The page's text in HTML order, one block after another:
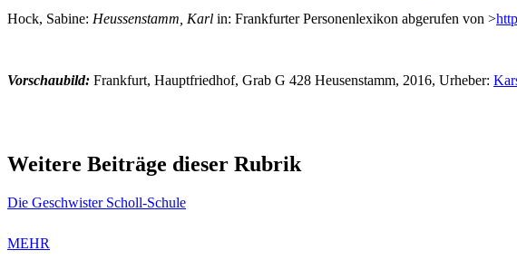
Hock, Sabine: Heussenstamm, Karl in: Frankfurter Personenlexikon abgerufen von >
Vorschaubild: Frankfurt, Hauptfriedhof, Grab G 428 Heusenstamm, 2016, Urheber:
Weitere Beiträge dieser Rubrik
Die Geschwister Scholl-Schule
MEHR